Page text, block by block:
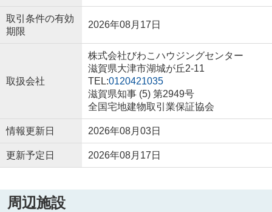
取引条件の有効
期限
2026年08月17日
取扱会社
株式会社びわこハウジングセンター
滋賀県大津市湖城が丘2-11
TEL:0120421035
滋賀県知事 (5) 第2949号
全国宅地建物取引業保証協会
情報更新日 2026年08月03日
更新予定日 2026年08月17日
周辺施設